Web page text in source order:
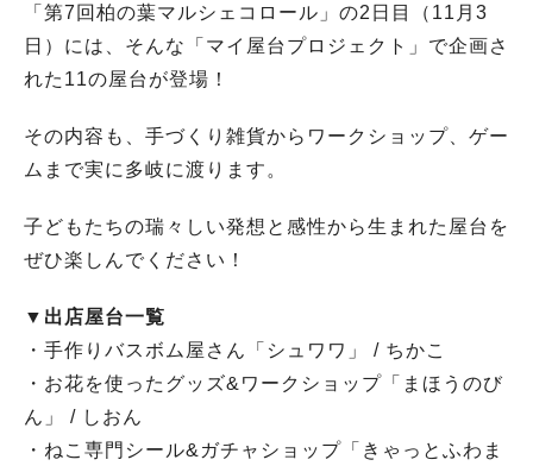
「第7回柏の葉マルシェコロール」の2日目（11月3
日）には、そんな「マイ屋台プロジェクト」で企画さ
れた11の屋台が登場！
その内容も、手づくり雑貨からワークショップ、ゲー
ムまで実に多岐に渡ります。
子どもたちの瑞々しい発想と感性から生まれた屋台を
ぜひ楽しんでください！
▼出店屋台一覧
・手作りバスボム屋さん「シュワワ」 / ちかこ
・お花を使ったグッズ&ワークショップ「まほうのび
ん」 / しおん
・ねこ専門シール&ガチャショップ「きゃっとふわま